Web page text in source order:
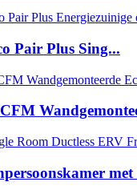
Pair Plus Sing...
met